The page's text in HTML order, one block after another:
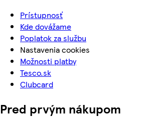
Prístupnosť
Kde dovážame
Poplatok za službu
Nastavenia cookies
Možnosti platby
Tesco.sk
Clubcard
Pred prvým nákupom